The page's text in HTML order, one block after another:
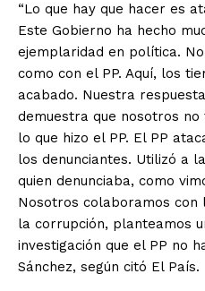
“Lo que hay que hacer es
Este Gobierno ha hecho
ejemplaridad en política.
como con el PP. Aquí, los
acabado. Nuestra
demuestra que nosotros
lo que hizo el PP. El PP
los denunciantes. Utilizó a
quien denunciaba, como
Nosotros colaboramos con
la corrupción, planteamos
investigación que el PP no
Sánchez, según citó El País.